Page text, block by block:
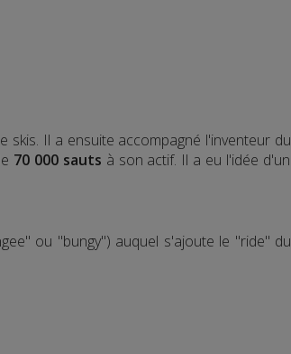
skis. Il a ensuite accompagné l'inventeur du
70 000 sauts à son actif. Il a eu l'idée d'un
ou "bungy") auquel s'ajoute le "ride" du